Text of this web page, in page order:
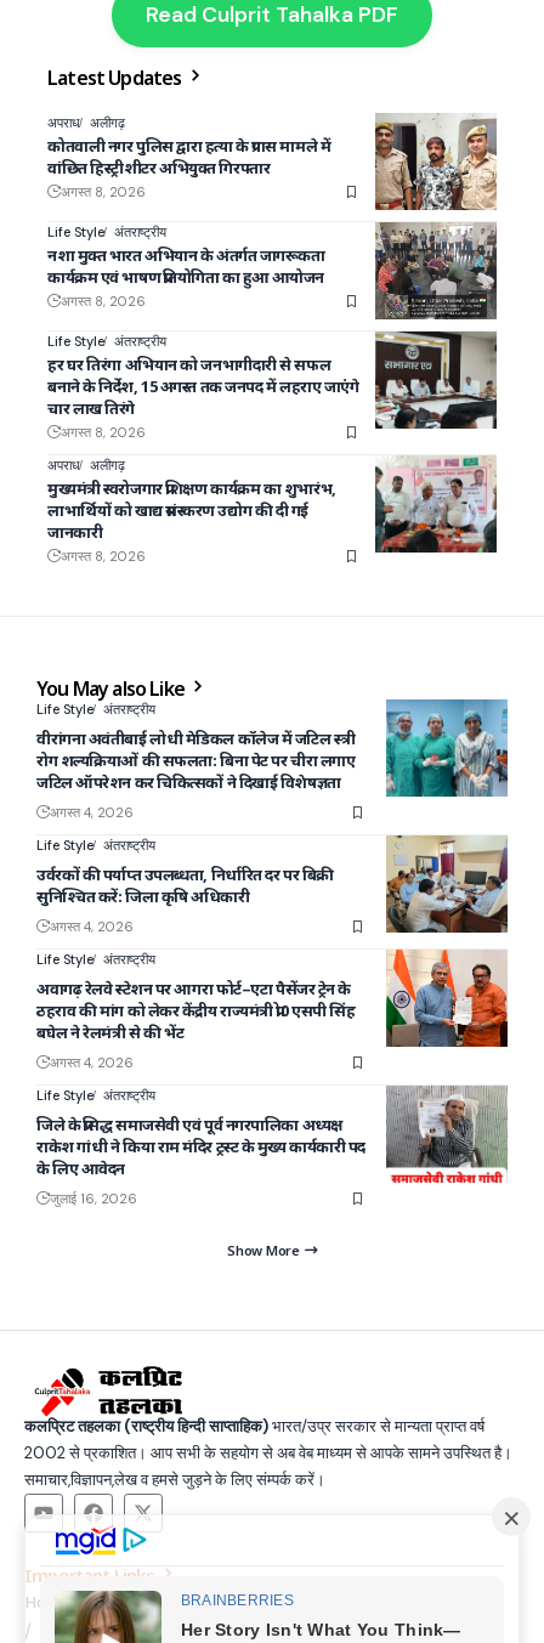
Read Culprit Tahalka PDF
Latest Updates
अपराध अलीगढ़
कोतवाली नगर पुलिस द्वारा हत्या के प्रयास मामले में
वांछित हिस्ट्रीशीटर अभियुक्त गिरफ्तार
अगस्त 8, 2026
Life Style अंतराष्ट्रीय
नशा मुक्त भारत अभियान के अंतर्गत जागरूकता
कार्यक्रम एवं भाषण प्रतियोगिता का हुआ आयोजन
अगस्त 8, 2026
Life Style अंतराष्ट्रीय
हर घर तिरंगा अभियान को जनभागीदारी से सफल
बनाने के निर्देश, 15 अगस्त तक जनपद में लहराए जाएंगे
चार लाख तिरंगे
अगस्त 8, 2026
अपराध अलीगढ़
मुख्यमंत्री स्वरोजगार प्रशिक्षण कार्यक्रम का शुभारंभ,
लाभार्थियों को खाद्य प्रसंस्करण उद्योग की दी गई
जानकारी
अगस्त 8, 2026
You May also Like
Life Style अंतराष्ट्रीय
वीरांगना अवंतीबाई लोधी मेडिकल कॉलेज में जटिल स्त्री
रोग शल्यक्रियाओं की सफलता: बिना पेट पर चीरा लगाए
जटिल ऑपरेशन कर चिकित्सकों ने दिखाई विशेषज्ञता
अगस्त 4, 2026
Life Style अंतराष्ट्रीय
उर्वरकों की पर्याप्त उपलब्धता, निर्धारित दर पर बिक्री
सुनिश्चित करें: जिला कृषि अधिकारी
अगस्त 4, 2026
Life Style अंतराष्ट्रीय
अवागढ़ रेलवे स्टेशन पर आगरा फोर्ट–एटा पैसेंजर ट्रेन के
ठहराव की मांग को लेकर केंद्रीय राज्यमंत्री प्रो0 एसपी सिंह
बघेल ने रेलमंत्री से की भेंट
अगस्त 4, 2026
Life Style अंतराष्ट्रीय
जिले के प्रसिद्ध समाजसेवी एवं पूर्व नगरपालिका अध्यक्ष
राकेश गांधी ने किया राम मंदिर ट्रस्ट के मुख्य कार्यकारी पद
के लिए आवेदन
जुलाई 16, 2026
Show More
कलप्रिट तहलका (राष्ट्रीय हिन्दी साप्ताहिक)भारत/उप्र सरकार से मान्यता प्राप्त वर्ष
2002 से प्रकाशित। आप सभी के सहयोग से अब वेब माध्यम से आपके सामने उपस्थित है।
समाचार,विज्ञापन,लेख व हमसे जुड़ने के लिए संम्पर्क करें।
Important Links
Home Latest News Contact
Privacy Policy
Terms and Condition Join Us